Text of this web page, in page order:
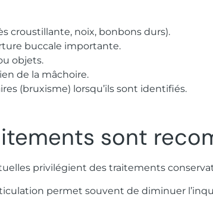
croustillante, noix, bonbons durs).
buccale importante.
objets.
de la mâchoire.
(bruxisme) lorsqu’ils sont identifiés.
sont
privilégient des traitements
permet souvent de diminuer